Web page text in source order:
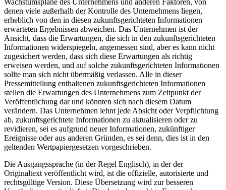
denen viele außerhalb der Kontrolle des Unternehmens liegen,
erheblich von den in diesen zukunftsgerichteten Informationen
erwarteten Ergebnissen abweichen. Das Unternehmen ist der
Ansicht, dass die Erwartungen, die sich in den zukunftsgerichteten
Informationen widerspiegeln, angemessen sind, aber es kann nicht
zugesichert werden, dass sich diese Erwartungen als richtig
erweisen werden, und auf solche zukunftsgerichteten Informationen
sollte man sich nicht übermäßig verlassen. Alle in dieser
Pressemitteilung enthaltenen zukunftsgerichteten Informationen
stellen die Erwartungen des Unternehmens zum Zeitpunkt der
Veröffentlichung dar und könnten sich nach diesem Datum
verändern. Das Unternehmen lehnt jede Absicht oder Verpflichtung
ab, zukunftsgerichtete Informationen zu aktualisieren oder zu
revidieren, sei es aufgrund neuer Informationen, zukünftiger
Ereignisse oder aus anderen Gründen, es sei denn, dies ist in den
geltenden Wertpapiergesetzen vorgeschrieben.
Die Ausgangssprache (in der Regel Englisch), in der der
Originaltext veröffentlicht wird, ist die offizielle, autorisierte und
rechtsgültige Version. Diese Übersetzung wird zur besseren